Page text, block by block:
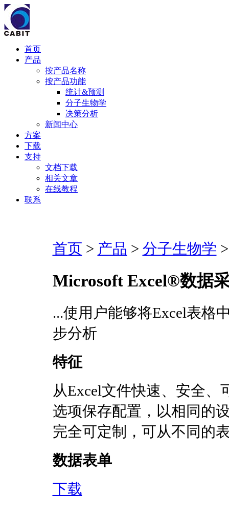
首页
产品
按产品名称
按产品功能
统计&预测
分子生物学
决策分析
新闻中心
方案
下载
支持
文档下载
相关文章
在线教程
联系
首页 > 产品 > 分子生物学
Microsoft Excel®数据
...使用户能够将Excel表格
步分析
特征
从Excel文件快速、安全、
选项保存配置，以相同的
完全可定制，可从不同的
数据表单
下载